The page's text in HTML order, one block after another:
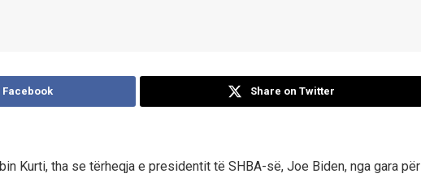
Facebook Share on Twitter
Kurti, tha se tërheqja e presidentit të SHBA-së, Joe Biden, nga gara për